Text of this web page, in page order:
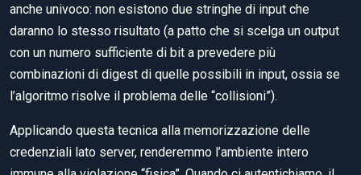
anche univoco: non esistono due stringhe di input che
daranno lo stesso risultato (a patto che si scelga un output
con un numero sufficiente di bit a prevedere più
combinazioni di digest di quelle possibili in input, ossia se
l’algoritmo risolve il problema delle “collisioni”).
Applicando questa tecnica alla memorizzazione delle
credenziali lato server, renderemmo l’ambiente intero